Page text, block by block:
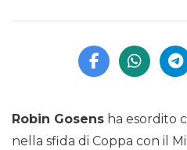
Robin Gosens ha esordito
nella sfida di Coppa con il